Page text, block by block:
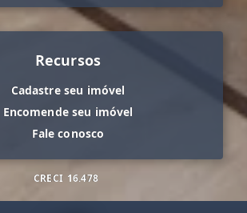
Recursos
Cadastre seu imóvel
Encomende seu imóvel
Fale conosco
CRECI 16.478